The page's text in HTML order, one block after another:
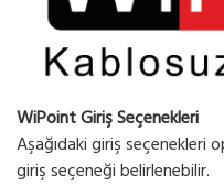
WiPoint Giriş Seçenekleri
Aşağıdaki giriş seçenekleri
giriş seçeneği belirlenebilir.